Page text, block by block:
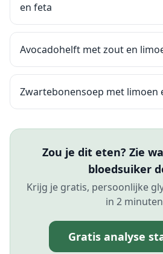
en feta
Avocadohelft met zout en
Zwartebonensoep met limoen
Zou je dit eten? Zie
bloedsuiker
Krijg je gratis, persoonlijke
in 2
Gratis analyse